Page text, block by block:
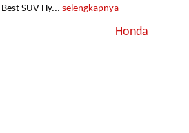
SUV Hy...selengkapnya
Honda